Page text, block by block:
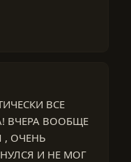
ВСЕ
ВЧЕРА ВООБЩЕ
, ОЧЕНЬ
И НЕ МОГ